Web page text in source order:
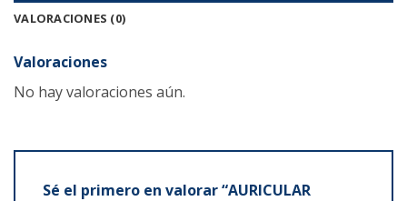
VALORACIONES (0)
Valoraciones
No hay valoraciones aún.
Sé el primero en valorar “AURICULAR